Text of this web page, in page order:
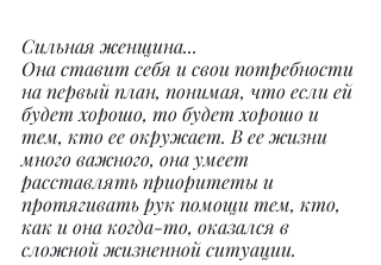
Сильная женщина...
Она ставит себя и свои потребности
на первый план, понимая, что если ей
будет хорошо, то будет хорошо и
тем, кто ее окружает. В ее жизни
много важного, она умеет
расставлять приоритеты и
протягивать рук помощи тем, кто,
как и она когда-то, оказался в
сложной жизненной ситуации.